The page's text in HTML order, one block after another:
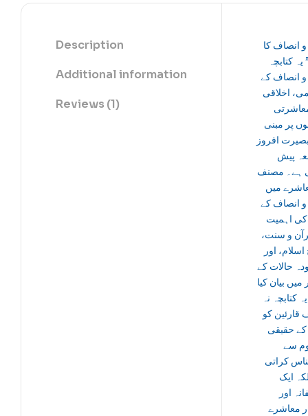
Description
Additional information
Reviews (1)
انصاف کا
یہ کتابچہ
انصاف کے
اخلاقی
پر مبنی
افروز
پیش
ہے۔ مصنف
میں
انصاف کے
کی اہمیت
و سنت،
اسلام، اور
حالات کے
میں بیان کیا
کتابچہ نہ
کو
حقیقی
سے
کراتی
ایک
اور
معاشرے